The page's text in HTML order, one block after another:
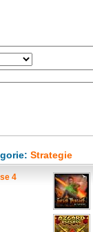
Strategie
4